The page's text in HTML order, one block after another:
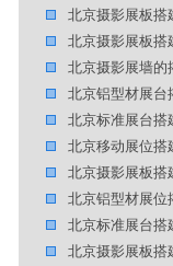
北京摄影展板搭
北京摄影展板搭
北京摄影展墙的
北京铝型材展台
北京标准展台搭
北京移动展位搭
北京摄影展板搭
北京铝型材展位
北京标准展台搭
北京摄影展板搭